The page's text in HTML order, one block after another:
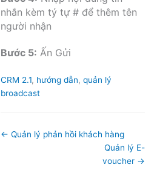
nhắn kèm tý tự # để thêm tên
người nhận
Bước 5: Ấn Gửi
Tags
CRM 2.1, hướng dẫn, quản lý
broadcast
Doc
← Quản lý phản hồi khách hàng
Quản lý E-
voucher →